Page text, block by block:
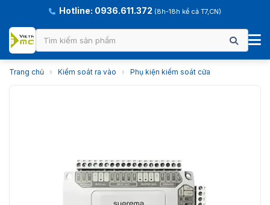
Hotline: 0936.611.372 (8h-18h kể cả T7,CN)
Trang chủ › Kiểm soát ra vào › Phụ kiện kiểm soát cửa